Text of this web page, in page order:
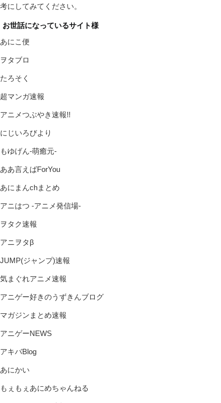
考にしてみてください。
お世話になっているサイト様
あにこ便
ヲタブロ
たろそく
超マンガ速報
アニメつぶやき速報!!
にじいろびより
もゆげん-萌癒元-
ああ言えばForYou
あにまんchまとめ
アニはつ -アニメ発信場-
ヲタク速報
アニヲタβ
JUMP(ジャンプ)速報
気まぐれアニメ速報
アニゲー好きのうずきんブログ
マガジンまとめ速報
アニゲーNEWS
アキバBlog
あにかい
もぇもぇあにめちゃんねる